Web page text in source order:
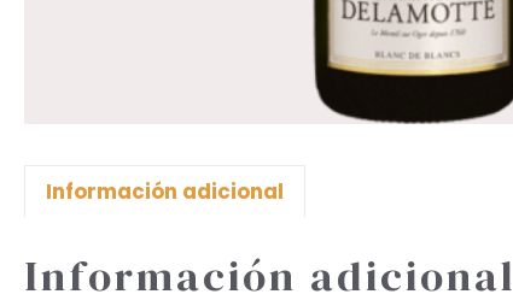
Información adicional
Información adicional